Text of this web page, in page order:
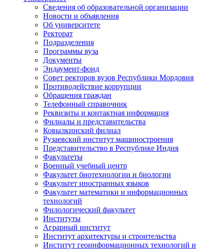
Сведения об образовательной организации
Новости и объявления
Об университете
Ректорат
Подразделения
Программы вуза
Документы
Эндаумент-фонд
Совет ректоров вузов Республики Мордовия
Противодействие коррупции
Обращения граждан
Телефонный справочник
Реквизиты и контактная информация
Филиалы и представительства
Ковылкинский филиал
Рузаевский институт машиностроения
Представительство в Республике Индия
Факультеты
Военный учебный центр
Факультет биотехнологии и биологии
Факультет иностранных языков
Факультет математики и информационных
технологий
Филологический факультет
Институты
Аграрный институт
Институт архитектуры и строительства
Институт геоинформационных технологий и